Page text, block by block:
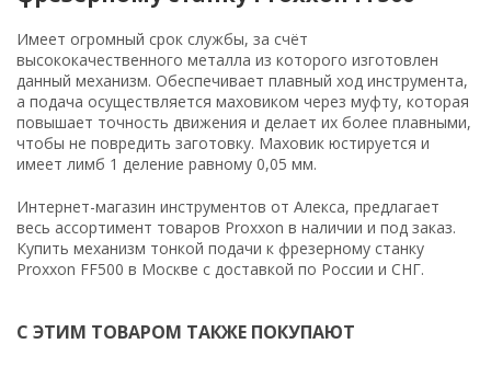
Имеет огромный срок службы, за счёт
высококачественного металла из которого изготовлен
данный механизм. Обеспечивает плавный ход инструмента,
а подача осуществляется маховиком через муфту, которая
повышает точность движения и делает их более плавными,
чтобы не повредить заготовку. Маховик юстируется и
имеет лимб 1 деление равному 0,05 мм.
Интернет-магазин инструментов от Алекса, предлагает
весь ассортимент товаров Proxxon в наличии и под заказ.
Купить механизм тонкой подачи к фрезерному станку
Proxxon FF500 в Москве с доставкой по России и СНГ.
С ЭТИМ ТОВАРОМ ТАКЖЕ ПОКУПАЮТ